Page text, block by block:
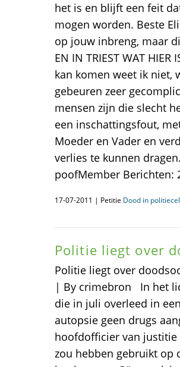
het is en blijft een feit
mogen worden. Beste
op jouw inbreng, maar
EN IN TRIEST WAT
kan komen weet ik niet,
gebeuren zeer
mensen zijn die slecht
een inschattingsfout,
Moeder en Vader en
verlies te kunnen
poofMember Berichten:
17-07-2011 | Petitie Dood in
Politie liegt over
Politie liegt over
| By crimebron In het
die in juli overleed in
autopsie geen drugs
hoofdofficier van justitie
zou hebben gebruikt op